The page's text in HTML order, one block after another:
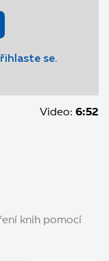
se.
Video: 6:52
knih pomocí